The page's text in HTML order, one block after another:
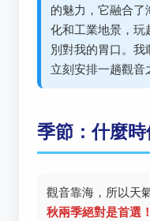
的魅力，它融合
化和工業地景，玩
別對我的胃口。
立刻安排一趟觀音
季節：什麼
觀音靠海，所以天
秋兩季絕對是首選！